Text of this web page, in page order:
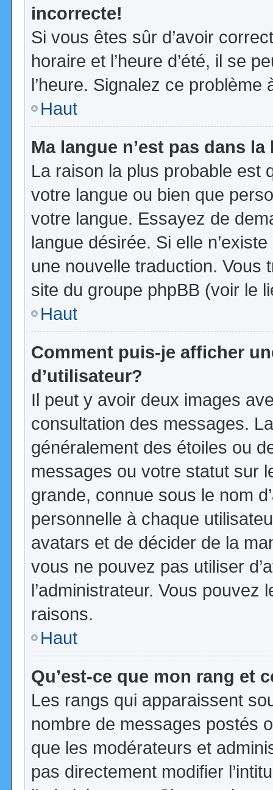
incorrecte!
Si vous êtes sûr d’avoir
horaire et l’heure d’été, il se
l’heure. Signalez ce problème
Haut
Ma langue n’est pas dans la
La raison la plus probable est
votre langue ou bien que
votre langue. Essayez de
langue désirée. Si elle
une nouvelle traduction. Vous
site du groupe phpBB (voir le
Haut
Comment puis-je afficher
d’utilisateur?
Il peut y avoir deux images
consultation des messages.
généralement des étoiles ou
messages ou votre statut sur
grande, connue sous le nom
personnelle à chaque
avatars et de décider de la
vous ne pouvez pas utiliser
l’administrateur. Vous
raisons.
Haut
Qu’est-ce que mon rang et
Les rangs qui apparaissent
nombre de messages postés
que les modérateurs et
pas directement modifier